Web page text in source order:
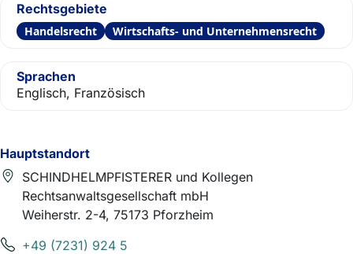
Hauptstandort
SCHINDHELMPFISTERER und Kollegen
Rechtsanwaltsgesellschaft mbH
Weiherstr. 2-4, 75173 Pforzheim
+49 (7231) 924 5
Rechtsgebiete
Handelsrecht Wirtschafts- und Unternehmensrecht
Sprachen
Englisch, Französisch